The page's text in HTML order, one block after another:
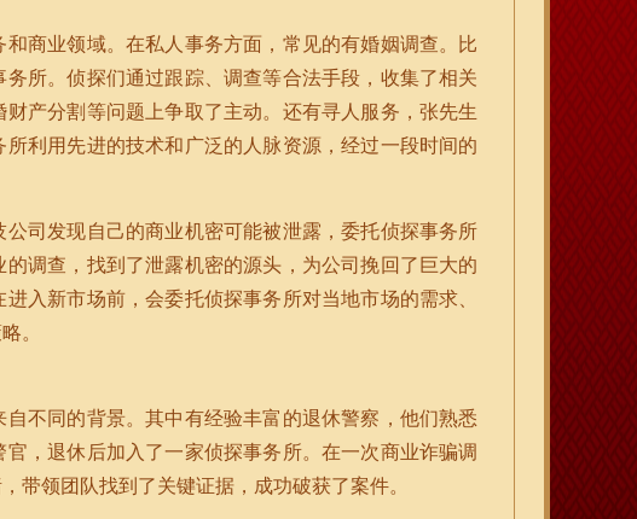
商业领域。在私人事务方面，常见的有婚姻调查。比
所。侦探们通过跟踪、调查等合法手段，收集了相关
产分割等问题上争取了主动。还有寻人服务，张先生
利用先进的技术和广泛的人脉资源，经过一段时间的
司发现自己的商业机密可能被泄露，委托侦探事务所
调查，找到了泄露机密的源头，为公司挽回了巨大的
入新市场前，会委托侦探事务所对当地市场的需求、
。
不同的背景。其中有经验丰富的退休警察，他们熟悉
，退休后加入了一家侦探事务所。在一次商业诈骗调
带领团队找到了关键证据，成功破获了案件。